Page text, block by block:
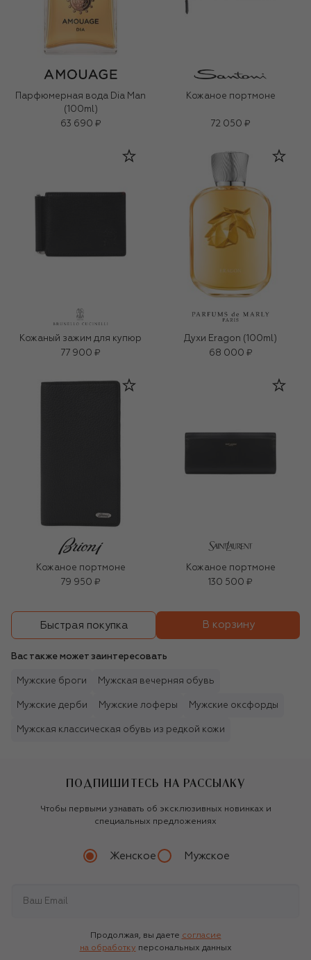
Парфюмерная вода Dia Man
(100ml)
63 690 ₽
Кожаное портмоне
72 050 ₽
Кожаный зажим для купюр
77 900 ₽
Духи Eragon (100ml)
68 000 ₽
Кожаное портмоне
79 950 ₽
Кожаное портмоне
130 500 ₽
Быстрая покупка В корзину
Вас также может заинтересовать
Мужские броги Мужская вечерняя обувь
Мужские дерби Мужские лоферы Мужские оксфорды
Мужская классическая обувь из редкой кожи
ПОДПИШИТЕСЬ НА РАССЫЛКУ
Чтобы первыми узнавать об эксклюзивных новинках и
специальных предложениях
Женское Мужское
Продолжая, вы даете согласие
на обработку персональных данных